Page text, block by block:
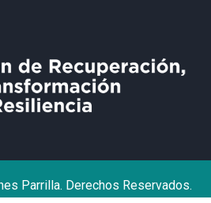
Parrilla. Derechos Reservados.